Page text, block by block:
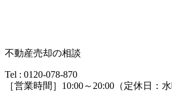
不動産売却の相談
Tel : 0120-078-870
［営業時間］10:00～20:00（定休日：水